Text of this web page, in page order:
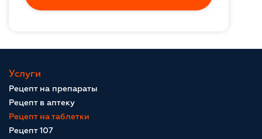
Услуги
Рецепт на препараты
Рецепт в аптеку
Рецепт на таблетки
Рецепт 107